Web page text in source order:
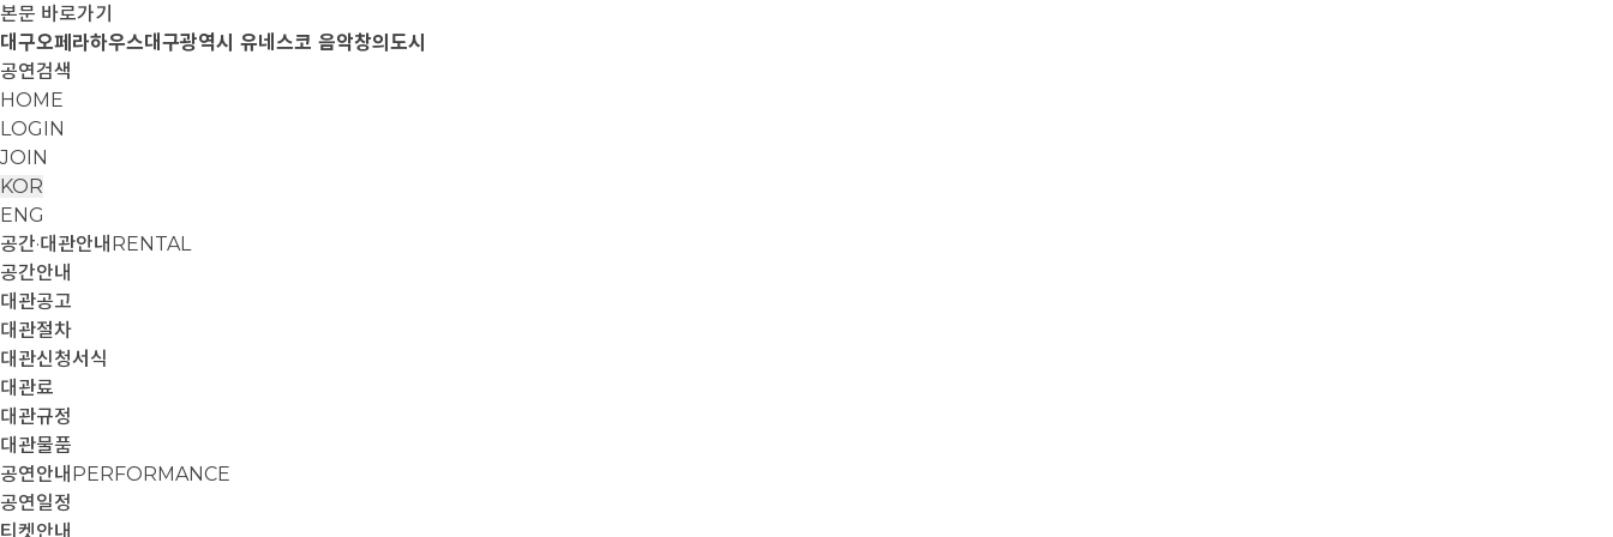
본문 바로가기
대구오페라하우스대구광역시 유네스코 음악창의도시
공연검색
HOME
LOGIN
JOIN
KOR
ENG
공간·대관안내 RENTAL
공간안내
대관공고
대관절차
대관신청서식
대관료
대관규정
대관물품
공연안내 PERFORMANCE
공연일정
티켓안내